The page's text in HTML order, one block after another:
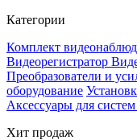
Категории
Комплект
Видеорегистратор
Преобразователи и
оборудование
Аксессуары для
Хит продаж